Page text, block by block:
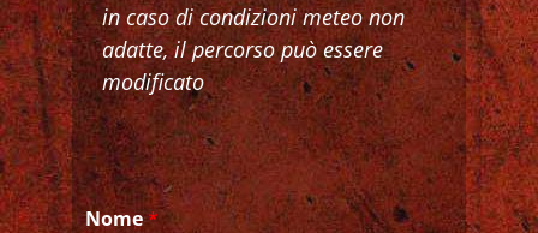
in caso di condizioni meteo non
adatte, il percorso può essere
modificato
Nome*